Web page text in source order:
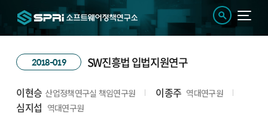
2018-019 SW진흥법 입법지원연구
이현승 산업정책연구실 책임연구원 이종주 역대연구원
심지섭 역대연구원